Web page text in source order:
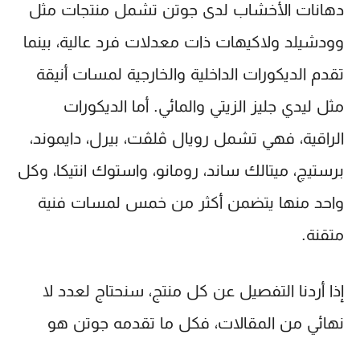
دهانات الأخشاب لدى جوتن تشمل منتجات مثل
وودشيلد ولاكيهات ذات معدلات فرد عالية، بينما
تقدم الديكورات الداخلية والخارجية لمسات أنيقة
مثل ليدي جليز الزيتي والمائي. أما الديكورات
الراقية، فهي تشمل رويال ڤلڤت، بيرل، دايموند،
برستيچ، ميتالك ساند، رومانو، واستوك انتيكا، وكل
واحد منها يتضمن أكثر من خمس لمسات فنية
متقنة.
إذا أردنا التفصيل عن كل منتج، سنحتاج لعدد لا
نهائي من المقالات، فكل ما تقدمه جوتن هو